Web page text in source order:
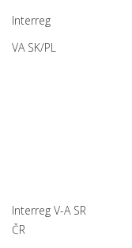
Interreg
VA SK/PL
Interreg V-A SR
ČR